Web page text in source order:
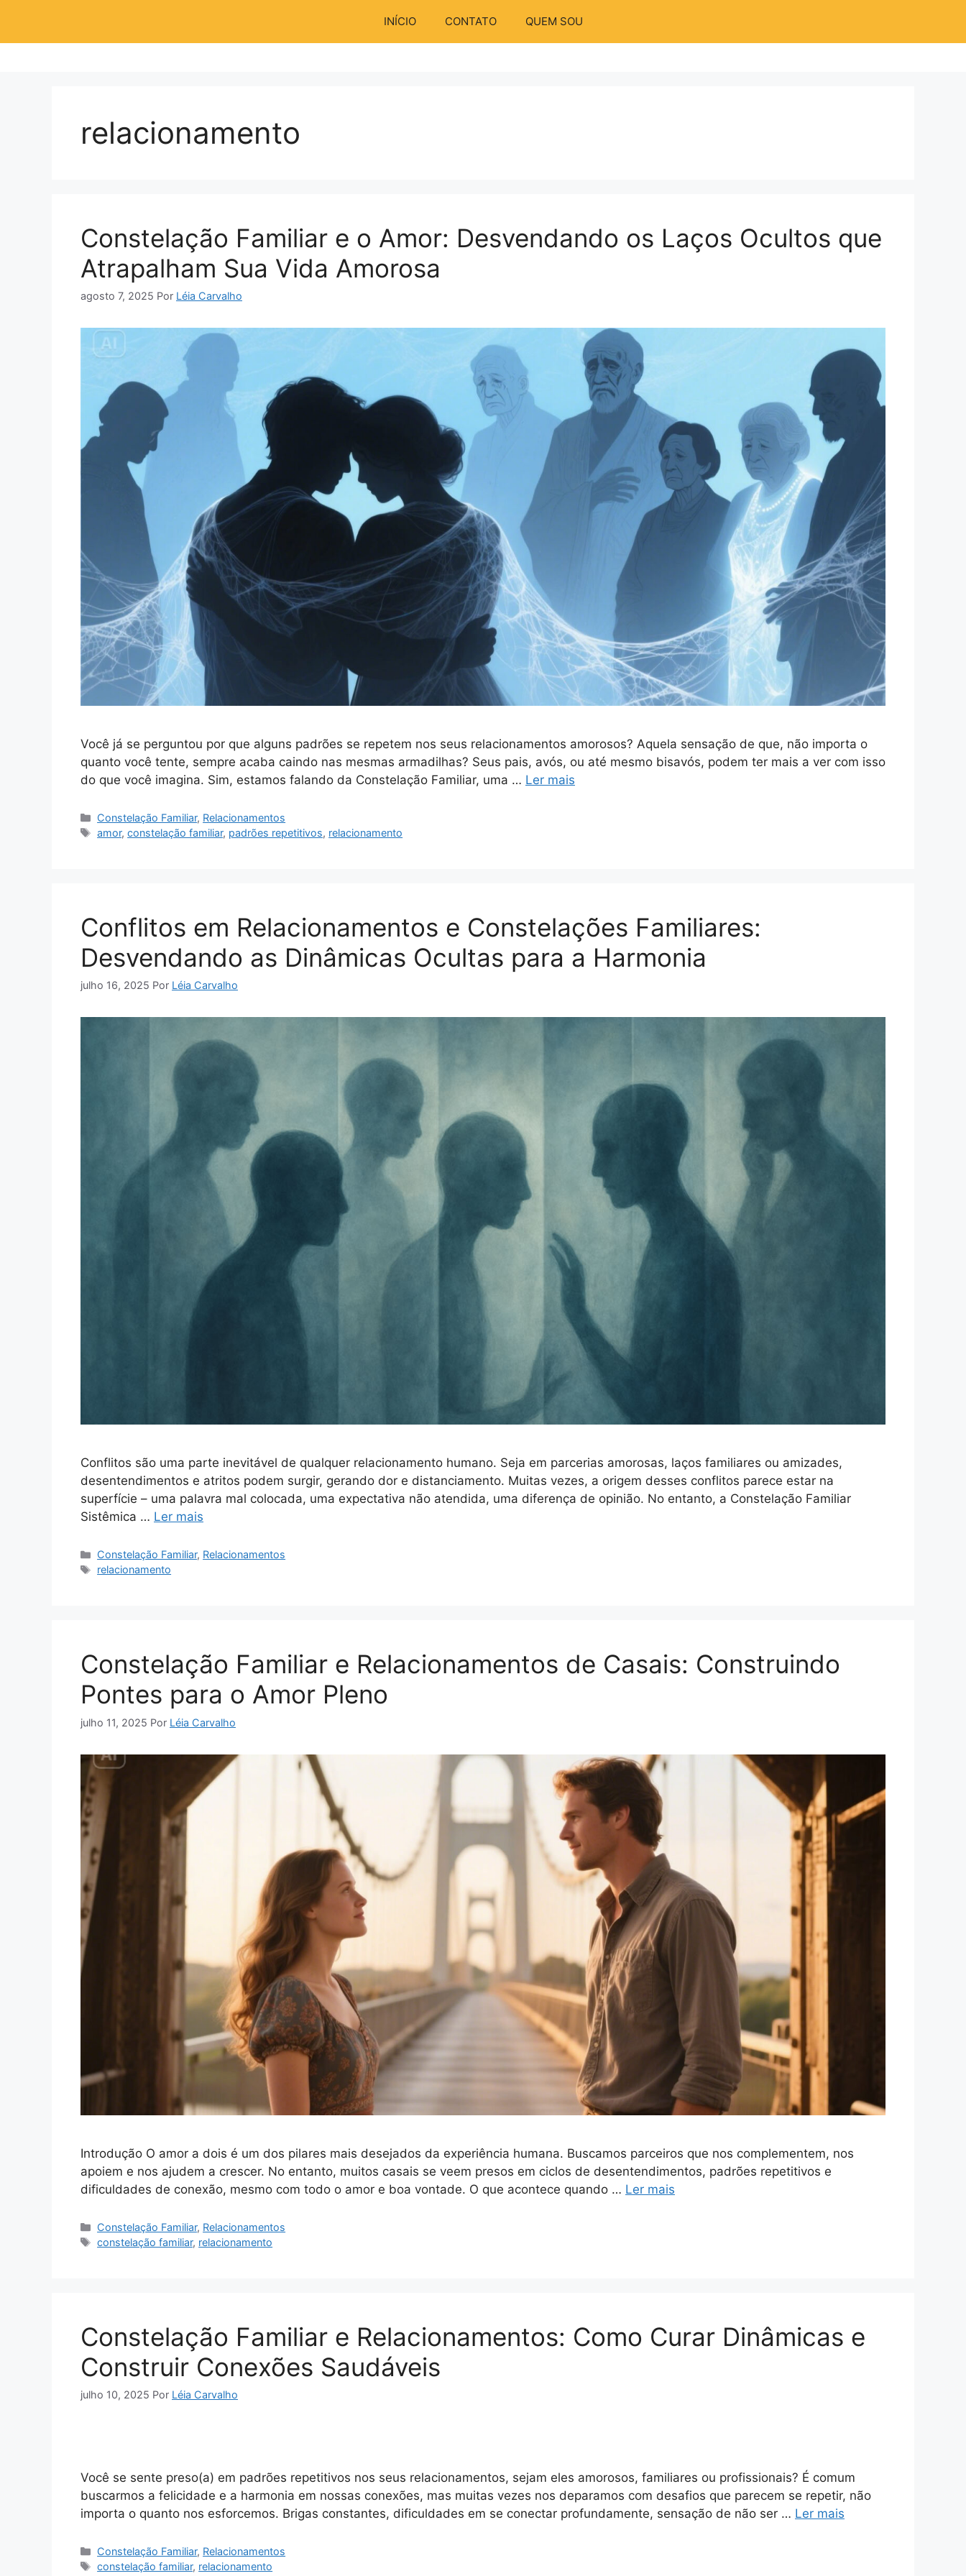
o
INÍCIO CONTATO QUEM SOU
relacionamento
Constelação Familiar e o Amor: Desvendando os Laços Ocultos que
Atrapalham Sua Vida Amorosa
agosto 7, 2025 Por Léia Carvalho
Você já se perguntou por que alguns padrões se repetem nos seus relacionamentos amorosos? Aquela sensação de que, não importa o
quanto você tente, sempre acaba caindo nas mesmas armadilhas? Seus pais, avós, ou até mesmo bisavós, podem ter mais a ver com isso
do que você imagina. Sim, estamos falando da Constelação Familiar, uma … Ler mais
Categorias
Constelação Familiar, Relacionamentos
Tags
amor,constelação familiar, padrões repetitivos, relacionamento
Conflitos em Relacionamentos e Constelações Familiares:
Desvendando as Dinâmicas Ocultas para a Harmonia
julho 16, 2025 Por Léia Carvalho
Conflitos são uma parte inevitável de qualquer relacionamento humano. Seja em parcerias amorosas, laços familiares ou amizades,
desentendimentos e atritos podem surgir, gerando dor e distanciamento. Muitas vezes, a origem desses conflitos parece estar na
superfície – uma palavra mal colocada, uma expectativa não atendida, uma diferença de opinião. No entanto, a Constelação Familiar
Sistêmica … Ler mais
Categorias
Constelação Familiar, Relacionamentos
Tags
relacionamento
Constelação Familiar e Relacionamentos de Casais: Construindo
Pontes para o Amor Pleno
julho 11, 2025 Por Léia Carvalho
Introdução O amor a dois é um dos pilares mais desejados da experiência humana. Buscamos parceiros que nos complementem, nos
apoiem e nos ajudem a crescer. No entanto, muitos casais se veem presos em ciclos de desentendimentos, padrões repetitivos e
dificuldades de conexão, mesmo com todo o amor e boa vontade. O que acontece quando … Ler mais
Categorias
Constelação Familiar, Relacionamentos
Tags
constelação familiar, relacionamento
Constelação Familiar e Relacionamentos: Como Curar Dinâmicas e
Construir Conexões Saudáveis
julho 10, 2025 Por Léia Carvalho
Você se sente preso(a) em padrões repetitivos nos seus relacionamentos, sejam eles amorosos, familiares ou profissionais? É comum
buscarmos a felicidade e a harmonia em nossas conexões, mas muitas vezes nos deparamos com desafios que parecem se repetir, não
importa o quanto nos esforcemos. Brigas constantes, dificuldades em se conectar profundamente, sensação de não ser … Ler mais
Categorias
Constelação Familiar, Relacionamentos
Tags
constelação familiar, relacionamento